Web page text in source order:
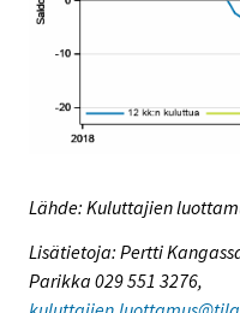
Lähde: Kuluttajien
Lisätietoja: Pertti
Parikka 029 551 3276,